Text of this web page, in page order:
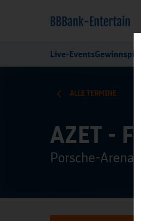
Live-Events
ALLE TERMINE
AZET -
Porsche-